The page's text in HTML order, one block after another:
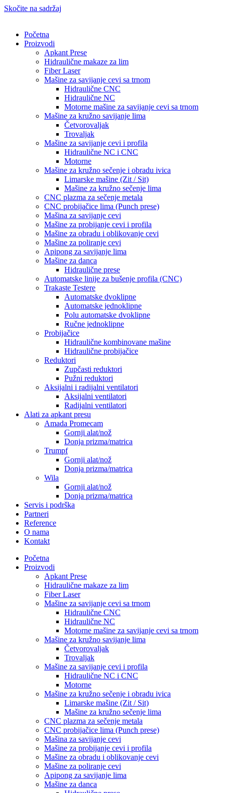
Skočite na sadržaj
Početna
Proizvodi
Apkant Prese
Hidraulične makaze za lim
Fiber Laser
Mašine za savijanje cevi sa trnom
Hidraulične CNC
Hidraulične NC
Motorne mašine za savijanje cevi sa trnom
Mašine za kružno savijanje lima
Četvorovaljak
Trovaljak
Mašine za savijanje cevi i profila
Hidraulične NC i CNC
Motorne
Mašine za kružno sečenje i obradu ivica
Limarske mašine (Zit / Sit)
Mašine za kružno sečenje lima
CNC plazma za sečenje metala
CNC probijačice lima (Punch prese)
Mašina za savijanje cevi
Mašine za probijanje cevi i profila
Mašine za obradu i oblikovanje cevi
Mašine za poliranje cevi
Apipong za savijanje lima
Mašine za danca
Hidraulične prese
Automatske linije za bušenje profila (CNC)
Trakaste Testere
Automatske dvoklipne
Automatske jednoklipne
Polu automatske dvoklipne
Ručne jednoklipne
Probijačice
Hidraulične kombinovane mašine
Hidraulične probijačice
Reduktori
Zupčasti reduktori
Pužni reduktori
Aksijalni i radijalni ventilatori
Aksijalni ventilatori
Radijalni ventilatori
Alati za apkant presu
Amada Promecam
Gornji alat/nož
Donja prizma/matrica
Trumpf
Gornji alat/nož
Donja prizma/matrica
Wila
Gornji alat/nož
Donja prizma/matrica
Servis i podrška
Partneri
Reference
O nama
Kontakt
Početna
Proizvodi
Apkant Prese
Hidraulične makaze za lim
Fiber Laser
Mašine za savijanje cevi sa trnom
Hidraulične CNC
Hidraulične NC
Motorne mašine za savijanje cevi sa trnom
Mašine za kružno savijanje lima
Četvorovaljak
Trovaljak
Mašine za savijanje cevi i profila
Hidraulične NC i CNC
Motorne
Mašine za kružno sečenje i obradu ivica
Limarske mašine (Zit / Sit)
Mašine za kružno sečenje lima
CNC plazma za sečenje metala
CNC probijačice lima (Punch prese)
Mašina za savijanje cevi
Mašine za probijanje cevi i profila
Mašine za obradu i oblikovanje cevi
Mašine za poliranje cevi
Apipong za savijanje lima
Mašine za danca